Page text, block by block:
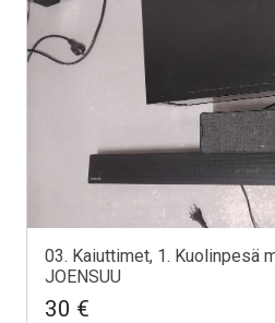
03. Kaiuttimet, 1. Kuolinpesä
JOENSUU
30 €